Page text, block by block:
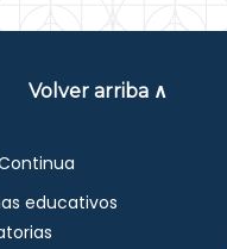
Volver arriba ∧
educativos